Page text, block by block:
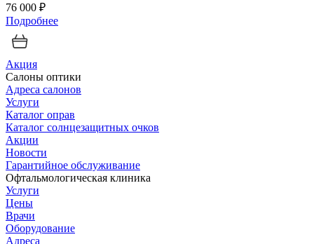
76 000 ₽
Подробнее
Акция
Салоны оптики
Адреса салонов
Услуги
Каталог оправ
Каталог солнцезащитных очков
Акции
Новости
Гарантийное обслуживание
Офтальмологическая клиника
Услуги
Цены
Врачи
Оборудование
Адреса